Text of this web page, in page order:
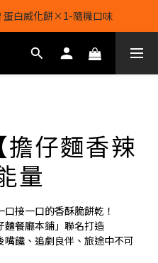
蛋白威化餅×1-隨機口味
蛋白威化餅×1-隨機口味
*95折*，可與活動折扣疊加。
白威化餅×1-隨機口味
仔麵香辣
量
接一口的香酥脆餅乾！
麵餐廳本鋪」聯名打造
饞、追劇良伴、旅途中不可